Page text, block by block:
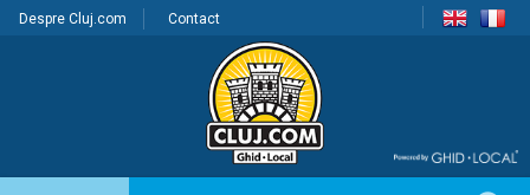
Despre Cluj.com Contact